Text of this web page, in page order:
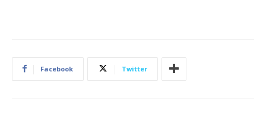
Facebook Twitter